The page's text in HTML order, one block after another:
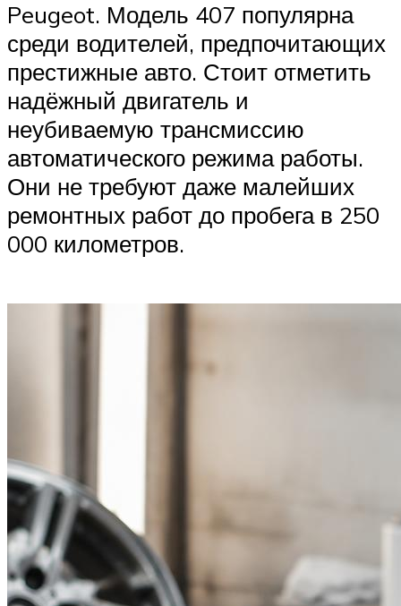
Peugeot. Модель 407 популярна
среди водителей, предпочитающих
престижные авто. Стоит отметить
надёжный двигатель и
неубиваемую трансмиссию
автоматического режима работы.
Они не требуют даже малейших
ремонтных работ до пробега в 250
000 километров.